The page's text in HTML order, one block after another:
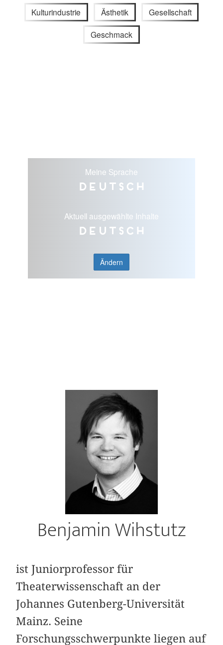
Kulturindustrie Ästhetik Gesellschaft
Geschmack
Meine Sprache
Deutsch
Aktuell ausgewählte Inhalte
Deutsch
Ändern
Benjamin Wihstutz
ist Juniorprofessor für
Theaterwissenschaft an der
Johannes Gutenberg-Universität
Mainz. Seine
Forschungsschwerpunkte liegen auf